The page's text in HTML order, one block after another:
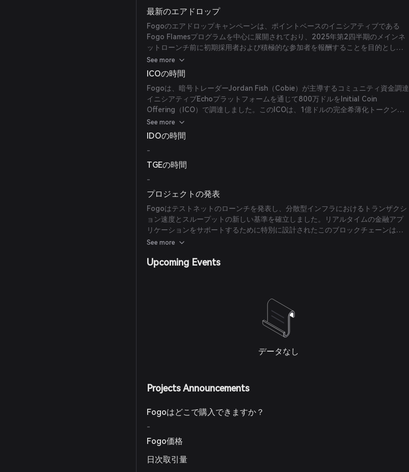
酬につながる可能性があることなどが挙げられます。
最新のエアドロップ
Fogoのエアドロップキャンペーンは、ポイントベースのイニシアティブである
Fogo Flamesプログラムを中心に展開されており、2025年第2四半期のメインネ
ットローンチ前に初期採用者および積極的な参加者を報酬することを目的として
います。Fogoは公式にトークンエアドロップを確認していませんが、Flamesプロ
グラムはSolanaやAptosなどのプロジェクトのモデルに倣ったトークン配布の前
兆であると広く憶測されています。
See more
ICOの時間
Fogoは、暗号トレーダーJordan Fish（Cobie）が主導するコミュニティ資金調達
イニシアティブEchoプラットフォームを通じて800万ドルをInitial Coin
Offering（ICO）で調達しました。このICOは、1億ドルの完全希薄化トークン評
価に基づくSimple Agreement for Future Tokens（SAFT）として構成され、
Echonomist（600万ドル）、CMS Holdingsの4 Ventures（100万ドル）、Big
Brain Collective（50万ドル）、Patrons（50万ドル）の4つのEchoグループから
の拠出があり、3000人を超えるエンジェル投資家が2時間未満で参加しました。
See more
IDOの時間
-
TGEの時間
-
プロジェクトの発表
Fogoはテストネットのローンチを発表し、分散型インフラにおけるトランザクシ
ョン速度とスループットの新しい基準を確立しました。リアルタイムの金融アプ
リケーションをサポートするために特別に設計されたこのブロックチェーンは、
中央集権型プラットフォームに匹敵する取引体験の提供を目標としています。テ
よび機関パートナーのみに制限されており、実環境の条件下でネットワークパフ
See more
Upcoming Events
データなし
Projects Announcements
Fogoはどこで購入できますか？
-
Fogo価格
日次取引量